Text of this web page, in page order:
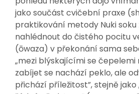
jako součást cvičební praxe
praktikování metody Nuki soku
nahlédnout do čistého pocitu
(ōwaza) v překonání sama
„mezi blýskajícími se
zabíjet se nachází peklo, ale
přichází příležitost”, stejně jako